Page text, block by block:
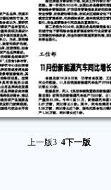
上一版3 4下一版